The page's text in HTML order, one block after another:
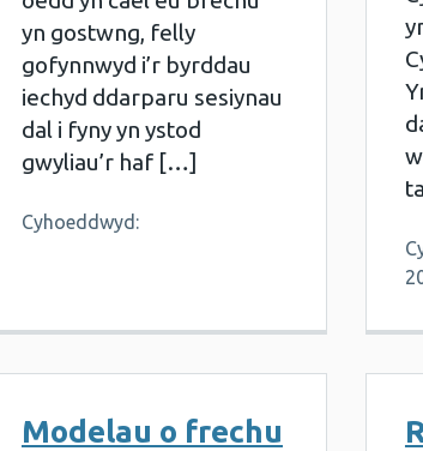
yn gostwng, felly
gofynnwyd i’r byrddau
iechyd ddarparu sesiynau
dal i fyny yn ystod
gwyliau’r haf […]
Cyhoeddwyd:
Modelau o frechu